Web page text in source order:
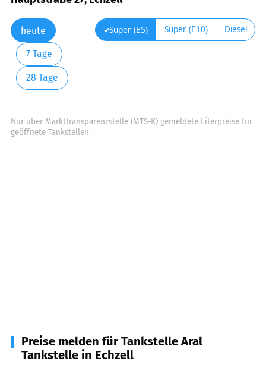
heute
7 Tage
28 Tage
Super (E5) Super (E10) Diesel
Nur über Markttransparenzstelle (MTS-K) gemeldete Literpreise für
geöffnete Tankstellen.
Preise melden für Tankstelle Aral
Tankstelle in Echzell